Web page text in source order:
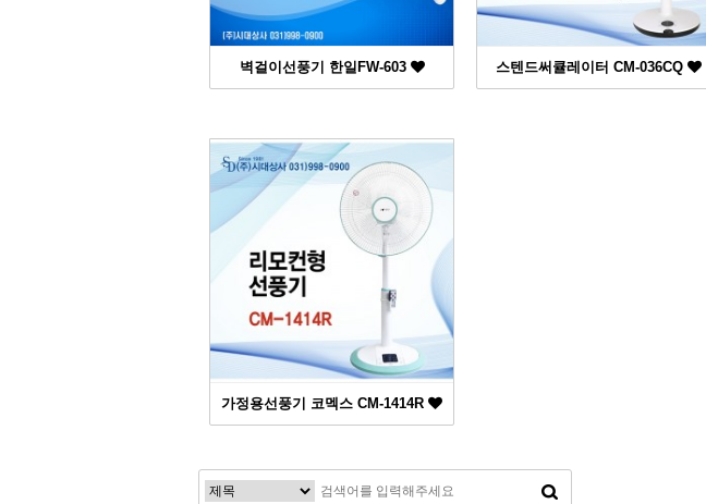
벽걸이선풍기 한일FW-603 스텐드써큘레이터 CM-036CQ
가정용선풍기 코멕스 CM-1414R